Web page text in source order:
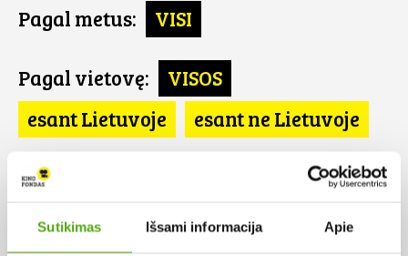
Sutikimas Išsami informacija Apie
Pagal metus: VISI
Pagal vietovę:
VISOS
esant Lietuvoje
esant ne Lietuvoje
Pagal šalį:
United States